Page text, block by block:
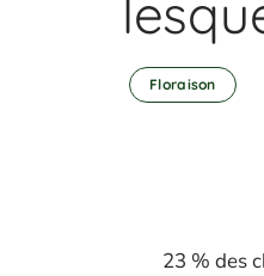
Floraison
23 % des